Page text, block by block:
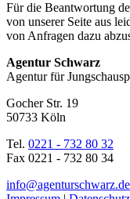
Für die Beantwortung
von unserer Seite aus
von Anfragen dazu
Agentur Schwarz
Agentur für
Gocher Str. 19
50733 Köln
Tel. 0221 - 732 80 32
Fax 0221 - 732 80 34
info@agenturschwarz.de